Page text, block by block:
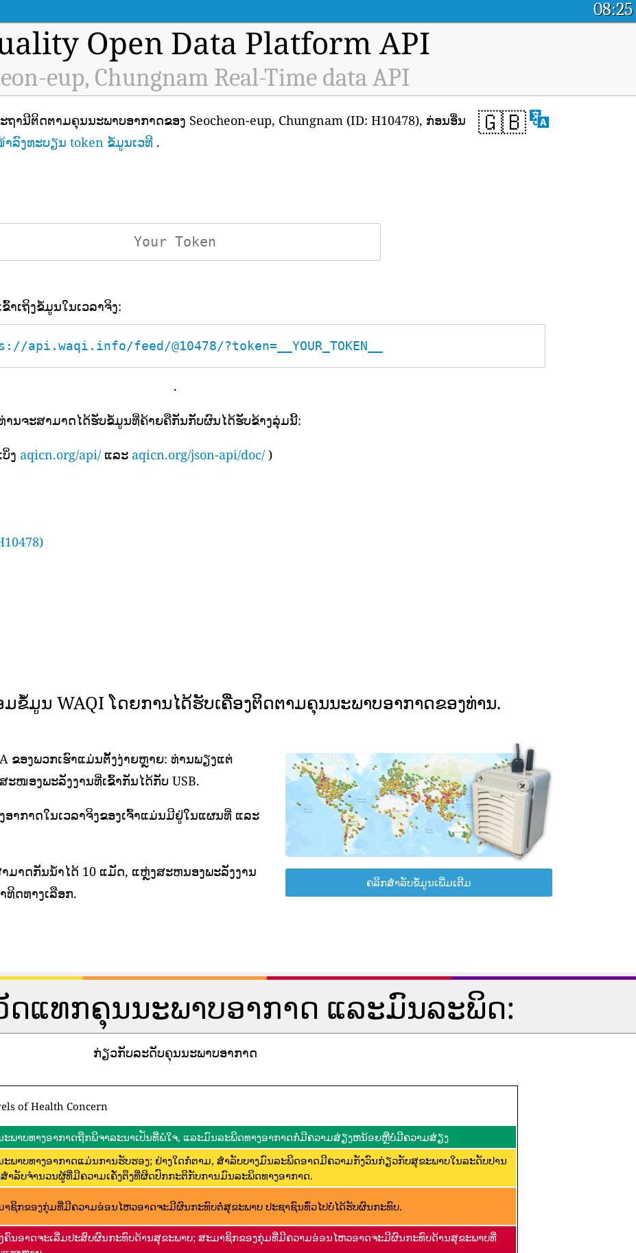
08:25
Open Data Platform API
eup, Chungnam Real-Time data API
🇬🇧
ານີຕິດຕາມຄຸນນະພາບອາກາດຂອງ Seocheon-eup, Chungnam (ID: H10478), ກ່ອນອື່ນ
ລົງທະບຽນ token ຂໍ້ມູນເວທີ .
າເຖິງຂໍ້ມູນໃນເວລາຈິງ:
api.waqi.info/feed/@10478/?token=__YOUR_TOKEN__
.
ານຈະສາມາດໄດ້ຮັບຂໍ້ມູນທີ່ຄ້າຍຄືກັນກັບຜົນໄດ້ຮັບຂ້າງລຸ່ມນີ້:
ງ aqicn.org/api/ ແລະ aqicn.org/json-api/doc/ )
ມູນ WAQI ໂດຍການໄດ້ຮັບເຄື່ອງຕິດຕາມຄຸນນະພາບອາກາດຂອງທ່ານ.
ຂອງພວກເຮົາແມ່ນຕັ້ງງ່າຍຫຼາຍ: ທ່ານພຽງແຕ່
ໜອງພະລັງງານທີ່ເຂົ້າກັນໄດ້ກັບ USB.
າກາດໃນເວລາຈິງຂອງເຈົ້າແມ່ນມີຢູ່ໃນແຜນທີ່ ແລະ
ມາດກັນນ້ໍາໄດ້ 10 ແມັດ, ແຫຼ່ງສະຫນອງພະລັງງານ
ທິດທາງເລືອກ.
ຄລິກສຳລັບຂໍ້ມູນເພີ່ມເຕີມ
ແທກຄຸນນະພາບອາກາດ ແລະມົນລະພິດ:
ກ່ຽວກັບລະດັບຄຸນນະພາບອາກາດ
of Health Concern
ະພາບທາງອາກາດຖືກພິຈາລະນາເປັນທີ່ພໍໃຈ, ແລະມົນລະພິດທາງອາກາດກໍ່ມີຄວາມສ່ຽງຫນ້ອຍຫຼືບໍ່ມີຄວາມສ່ຽງ
ະພາບທາງອາກາດແມ່ນການຮັບຮອງ; ຢ່າງໃດກໍ່ຕາມ, ສໍາລັບບາງມົນລະພິດອາດມີຄວາມກັງວົນກ່ຽວກັບສຸຂະພາບໃນລະດັບປານ
ສໍາລັບຈໍານວນຜູ້ທີ່ມີຄວາມເຄັ່ງຕຶງທີ່ຜິດປົກກະຕິກັບການມົນລະພິດທາງອາກາດ.
າຊິກຂອງກຸ່ມທີ່ມີຄວາມອ່ອນໄຫວອາດຈະມີຜົນກະທົບຕໍ່ສຸຂະພາບ ປະຊາຊົນທົ່ວໄປບໍ່ໄດ້ຮັບຜົນກະທົບ.
ຄົນອາດຈະເລີ່ມປະສົບຜົນກະທົບດ້ານສຸຂະພາບ; ສະມາຊິກຂອງກຸ່ມທີ່ມີຄວາມອ່ອນໄຫວອາດຈະມີຜົນກະທົບດ້ານສຸຂະພາບທີ່